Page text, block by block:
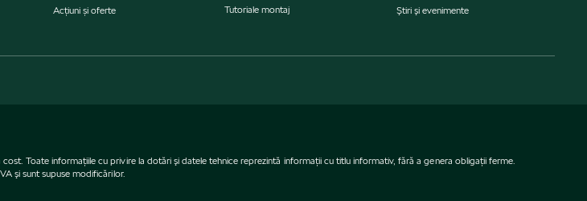
Acțiuni și oferte
Tutoriale montaj
Ştiri şi evenimente
Toate informaţiile cu privire la dotări şi datele tehnice reprezintă informaţii cu titlu informativ, fără a genera obligaţii ferme.
şi sunt supuse modificărilor.